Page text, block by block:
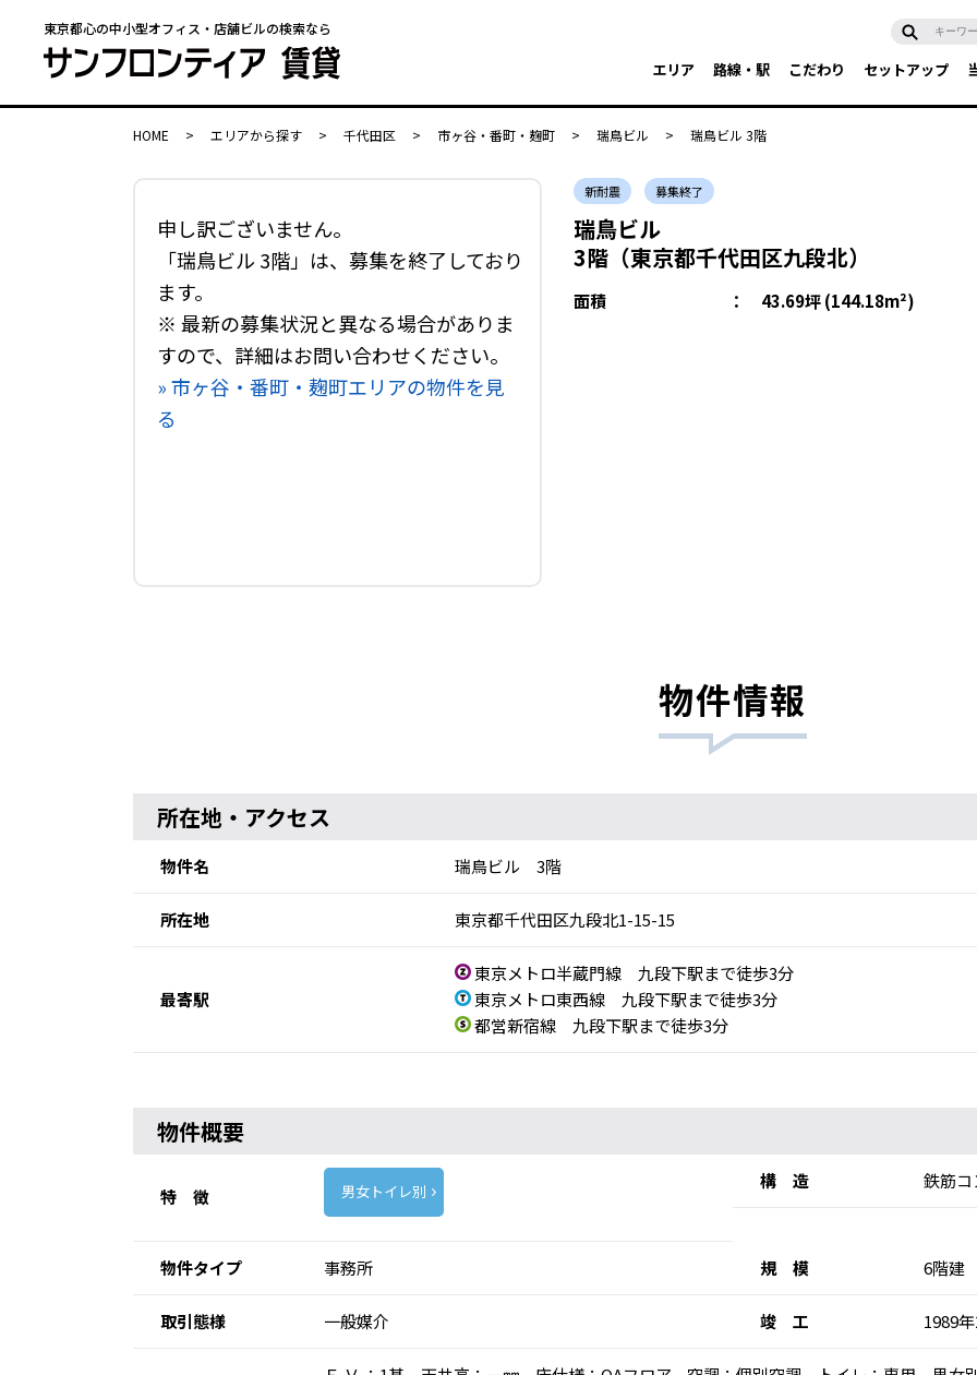
東京都心の中小型オフィス・店舗ビルの検索なら
エリア 路線・駅 こだわり セットアップ
HOME > エリアから探す > 千代田区 > 市ヶ谷・番町・麹町 > 瑞鳥ビル > 瑞鳥ビル 3階
申し訳ございません。
「瑞鳥ビル 3階」は、募集を終了しており
ます。
※ 最新の募集状況と異なる場合がありま
すので、詳細はお問い合わせください。
» 市ヶ谷・番町・麹町エリアの物件を見
る
新耐震 募集終了
瑞鳥ビル
3階（東京都千代田区九段北）
面積 ： 43.69坪 (144.18m²)
物件情報
所在地・アクセス
物件名 瑞鳥ビル 3階
所在地 東京都千代田区九段北1-15-15
最寄駅
東京メトロ半蔵門線 九段下駅まで徒歩3分
東京メトロ東西線 九段下駅まで徒歩3分
都営新宿線 九段下駅まで徒歩3分
物件概要
特 徴 男女トイレ別 構 造 鉄筋
物件タイプ 事務所 規 模 6階建
取引態様 一般媒介 竣 工 1989